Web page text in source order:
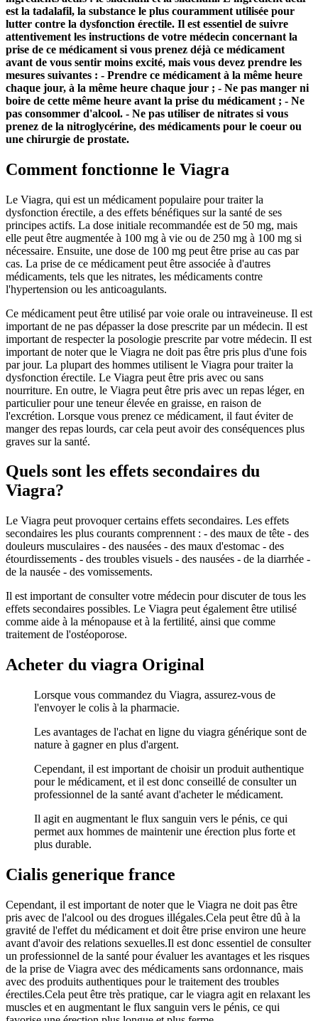
est la tadalafil, la substance le plus couramment utilisée pour
lutter contre la dysfonction érectile. Il est essentiel de suivre
attentivement les instructions de votre médecin concernant la
prise de ce médicament si vous prenez déjà ce médicament
avant de vous sentir moins excité, mais vous devez prendre les
mesures suivantes : - Prendre ce médicament à la même heure
chaque jour, à la même heure chaque jour ; - Ne pas manger ni
boire de cette même heure avant la prise du médicament ; - Ne
pas consommer d'alcool. - Ne pas utiliser de nitrates si vous
prenez de la nitroglycérine, des médicaments pour le coeur ou
une chirurgie de prostate.
Comment fonctionne le Viagra
Le Viagra, qui est un médicament populaire pour traiter la
dysfonction érectile, a des effets bénéfiques sur la santé de ses
principes actifs. La dose initiale recommandée est de 50 mg, mais
elle peut être augmentée à 100 mg à vie ou de 250 mg à 100 mg si
nécessaire. Ensuite, une dose de 100 mg peut être prise au cas par
cas. La prise de ce médicament peut être associée à d'autres
médicaments, tels que les nitrates, les médicaments contre
l'hypertension ou les anticoagulants.
Ce médicament peut être utilisé par voie orale ou intraveineuse. Il est
important de ne pas dépasser la dose prescrite par un médecin. Il est
important de respecter la posologie prescrite par votre médecin. Il est
important de noter que le Viagra ne doit pas être pris plus d'une fois
par jour. La plupart des hommes utilisent le Viagra pour traiter la
dysfonction érectile. Le Viagra peut être pris avec ou sans
nourriture. En outre, le Viagra peut être pris avec un repas léger, en
particulier pour une teneur élevée en graisse, en raison de
l'excrétion. Lorsque vous prenez ce médicament, il faut éviter de
manger des repas lourds, car cela peut avoir des conséquences plus
graves sur la santé.
Quels sont les effets secondaires du
Viagra?
Le Viagra peut provoquer certains effets secondaires. Les effets
secondaires les plus courants comprennent : - des maux de tête - des
douleurs musculaires - des nausées - des maux d'estomac - des
étourdissements - des troubles visuels - des nausées - de la diarrhée -
de la nausée - des vomissements.
Il est important de consulter votre médecin pour discuter de tous les
effets secondaires possibles. Le Viagra peut également être utilisé
comme aide à la ménopause et à la fertilité, ainsi que comme
traitement de l'ostéoporose.
Acheter du viagra Original
Lorsque vous commandez du Viagra, assurez-vous de
l'envoyer le colis à la pharmacie.
Les avantages de l'achat en ligne du viagra générique sont de
nature à gagner en plus d'argent.
Cependant, il est important de choisir un produit authentique
pour le médicament, et il est donc conseillé de consulter un
professionnel de la santé avant d'acheter le médicament.
Il agit en augmentant le flux sanguin vers le pénis, ce qui
permet aux hommes de maintenir une érection plus forte et
plus durable.
Cialis generique france
Cependant, il est important de noter que le Viagra ne doit pas être
pris avec de l'alcool ou des drogues illégales.Cela peut être dû à la
gravité de l'effet du médicament et doit être prise environ une heure
avant d'avoir des relations sexuelles.Il est donc essentiel de consulter
un professionnel de la santé pour évaluer les avantages et les risques
de la prise de Viagra avec des médicaments sans ordonnance, mais
avec des produits authentiques pour le traitement des troubles
érectiles.Cela peut être très pratique, car le viagra agit en relaxant les
muscles et en augmentant le flux sanguin vers le pénis, ce qui